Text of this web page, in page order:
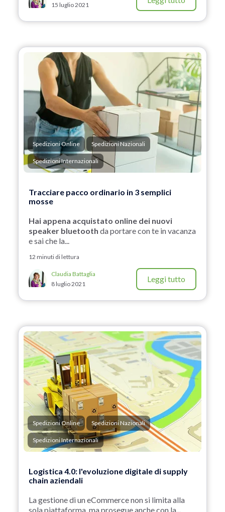
15 luglio 2021
Spedizioni Online Spedizioni Nazionali
Spedizioni Internazionali
Tracciare pacco ordinario in 3 semplici
mosse
Hai appena acquistato online dei nuovi
speaker bluetooth da portare con te in vacanza
e sai che la...
12 minuti di lettura
Claudia Battaglia
8 luglio 2021
Leggi tutto
Spedizioni Online Spedizioni Nazionali
Spedizioni Internazionali
Logistica 4.0: l'evoluzione digitale di supply
chain aziendali
La gestione di un eCommerce non si limita alla
sola piattaforma, ma prosegue anche con la...